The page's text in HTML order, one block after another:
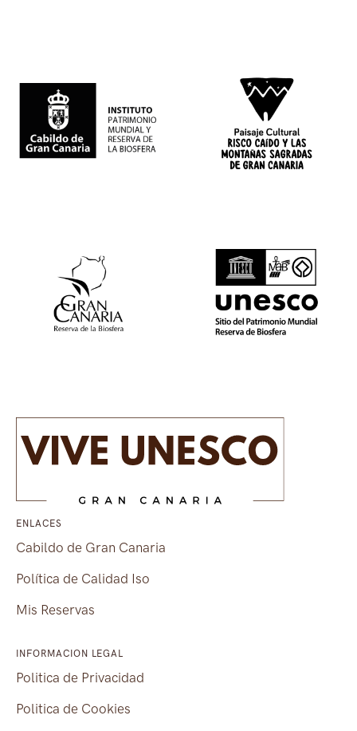
ENLACES
Cabildo de Gran Canaria
Política de Calidad Iso
Mis Reservas
INFORMACION LEGAL
Politica de Privacidad
Politica de Cookies